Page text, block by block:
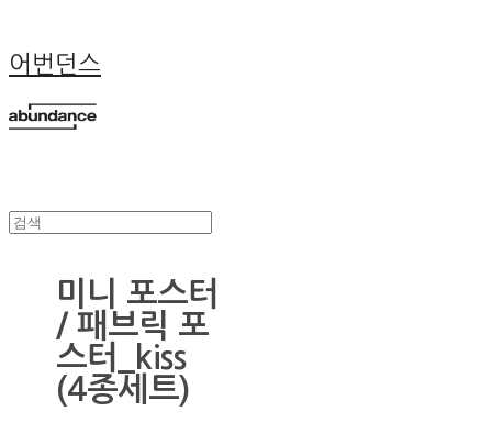
어번던스
미니 포스터
/ 패브릭 포
스터_kiss
(4종세트)